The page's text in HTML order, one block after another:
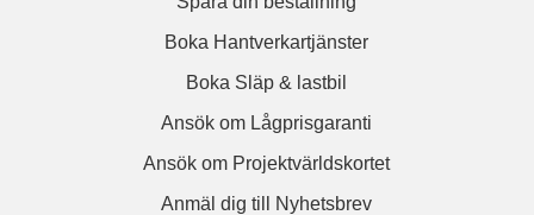
Boka Hantverkartjänster
Boka Släp & lastbil
Ansök om Lågprisgaranti
Ansök om Projektvärldskortet
Anmäl dig till Nyhetsbrev